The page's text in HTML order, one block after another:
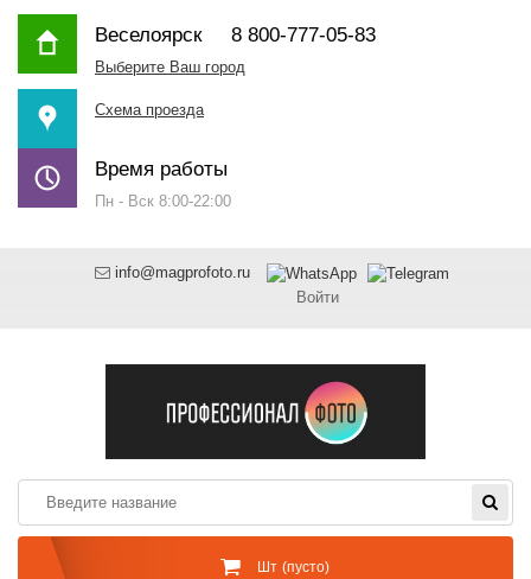
Веселоярск8 800-777-05-83
Выберите Ваш город
Схема проезда
Время работы
Пн - Вск 8:00-22:00
info@magprofoto.ru
Войти
Шт (пусто)